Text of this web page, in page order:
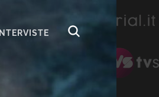
INTERVISTE